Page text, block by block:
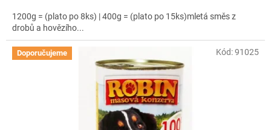
1200g = (plato po 8ks) | 400g = (plato po 15ks)mletá směs z
drobů a hovězího...
Doporučujeme Kód:91025